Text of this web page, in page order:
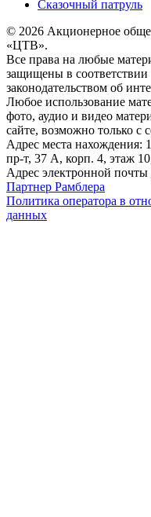
Сказочный патруль
© 2026 Акционерное
«ЦТВ».
Все права на любые
защищены в
законодательством об
Любое использование
фото, аудио и видео
сайте, возможно только
Адрес места нахождения:
пр-т, 37 А, корп. 4, этаж
Адрес электронной
Партнер Рамблера
Политика оператора в
данных